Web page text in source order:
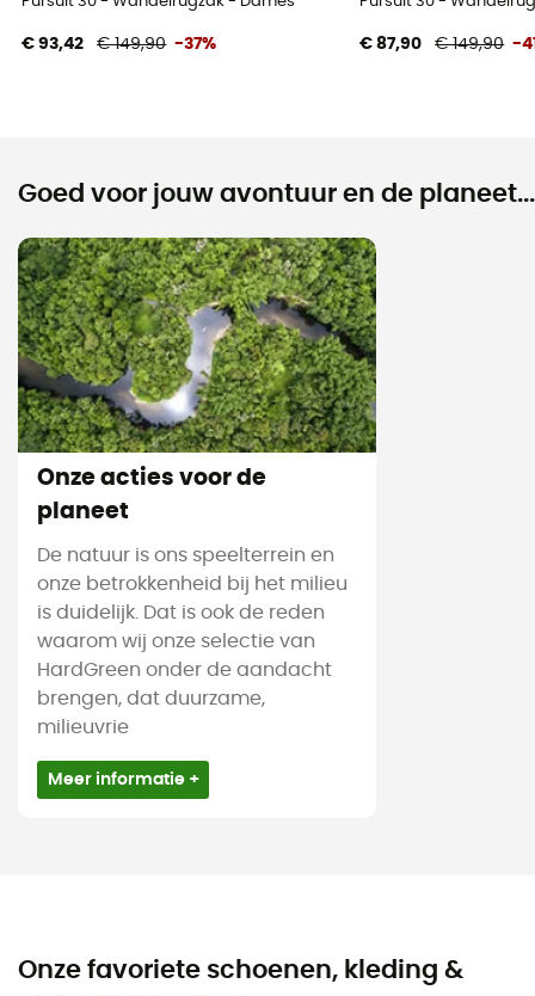
€ 93,42 € 149,90 -37% € 87,90 € 149,90 -
Goed voor jouw avontuur en de planeet...
Onze acties voor de
planeet
De natuur is ons speelterrein en
onze betrokkenheid bij het milieu
is duidelijk. Dat is ook de reden
waarom wij onze selectie van
HardGreen onder de aandacht
brengen, dat duurzame,
milieuvrie
Meer informatie +
Onze favoriete schoenen, kleding &